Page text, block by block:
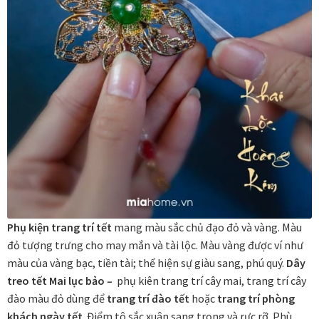
Đóng khung tranh canvas – tranh sơn dầu
Đóng khung tranh đính đá
Đóng khung tranh kính cho tranh ảnh, giấy mỹ thuật,
poster, bản vẽ tay
Đóng khung tranh sơn mài
Đóng khung tranh thêu
Giỏ hàng
Giới Thiệu Mia Home
Phụ kiện trang trí tết mang màu sắc chủ đạo đỏ và vàng. Màu
đỏ tượng trưng cho may mắn và tài lộc. Màu vàng được ví như
màu của vàng bạc, tiền tài; thể hiện sự giàu sang, phú quý. Dây
treo tết Mai lục bảo – phụ kiên trang trí cây mai, trang trí cây
đào màu đỏ dùng để trang trí đào tết hoặc trang trí phòng
khách ngày tết. Điểm tô sắc xuân sang trọng và rực rỡ. Phù